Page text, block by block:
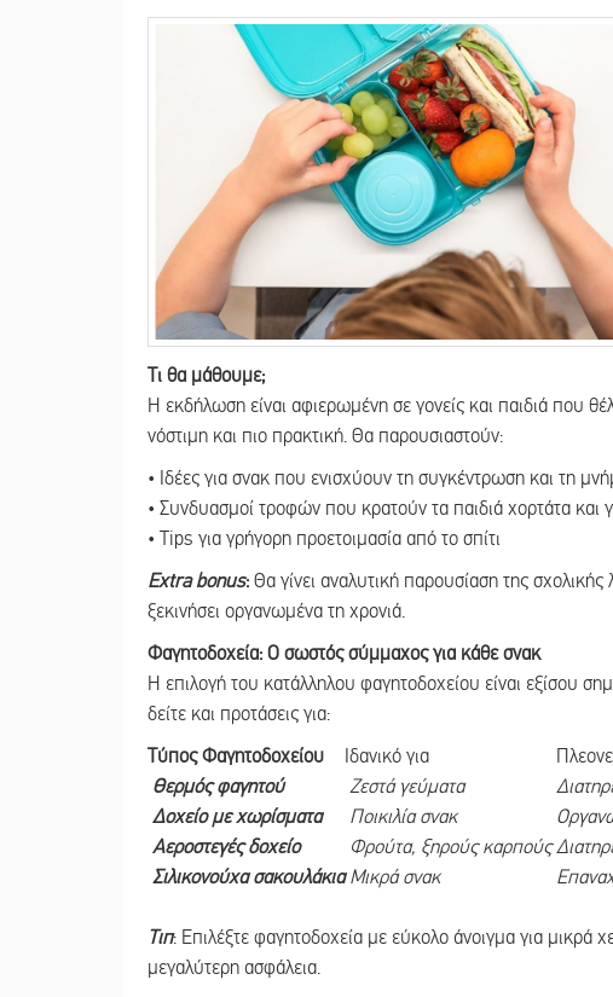
Τι θα μάθουμε;
Η εκδήλωση είναι αφιερωμένη σε γονείς και παιδιά που
νόστιμη και πιο πρακτική. Θα παρουσιαστούν:
• Ιδέες για σνακ που ενισχύουν τη συγκέντρωση και τη
• Συνδυασμοί τροφών που κρατούν τα παιδιά χορτάτα και
• Tips για γρήγορη προετοιμασία από το σπίτι
Extra bonus: Θα γίνει αναλυτική παρουσίαση της σχολικής
ξεκινήσει οργανωμένα τη χρονιά.
Φαγητοδοχεία: Ο σωστός σύμμαχος για κάθε σνακ
Η επιλογή του κατάλληλου φαγητοδοχείου είναι εξίσου
δείτε και προτάσεις για:
Τύπος Φαγητοδοχείου
Ιδανικό για
Θερμός φαγητού
Ζεστά γεύματα
Δοχείο με χωρίσματα
Ποικιλία σνακ
Αεροστεγές δοχείο
Φρούτα, ξηρούς καρπούς
Σιλικονούχα σακουλάκιαΜικρά σνακ
Τιπ: Επιλέξτε φαγητοδοχεία με εύκολο άνοιγμα για μικρά
μεγαλύτερη ασφάλεια.